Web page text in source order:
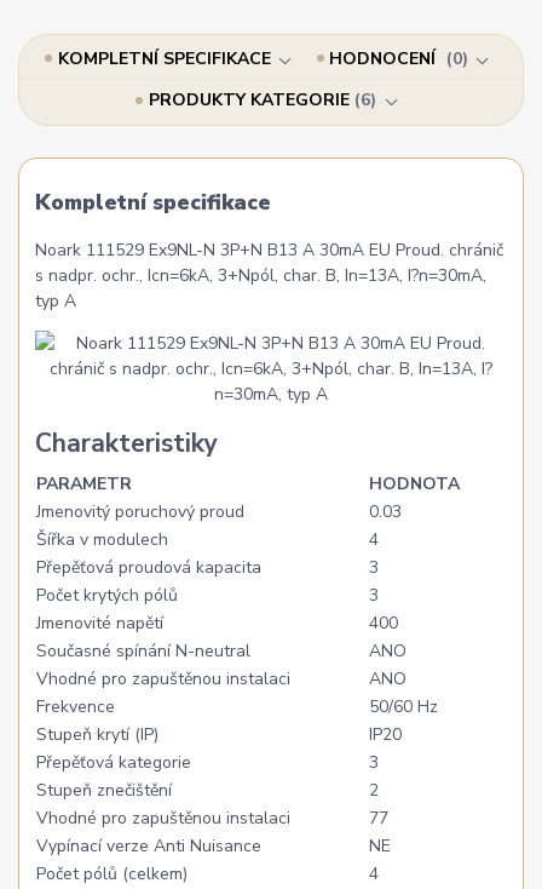
KOMPLETNÍ SPECIFIKACE HODNOCENÍ
0
PRODUKTY KATEGORIE 6
Kompletní specifikace
Noark 111529 Ex9NL-N 3P+N B13 A 30mA EU Proud. chránič
s nadpr. ochr., Icn=6kA, 3+Npól, char. B, In=13A, I?n=30mA,
typ A
Charakteristiky
PARAMETR
HODNOTA
Jmenovitý poruchový proud
0.03
Šířka v modulech
4
Přepěťová proudová kapacita
3
Počet krytých pólů
3
Jmenovité napětí
400
Současné spínání N-neutral
ANO
Vhodné pro zapuštěnou instalaci
ANO
Frekvence
50/60 Hz
Stupeň krytí (IP)
IP20
Přepěťová kategorie
3
Stupeň znečištění
2
Vhodné pro zapuštěnou instalaci
77
Vypínací verze Anti Nuisance
NE
Počet pólů (celkem)
4